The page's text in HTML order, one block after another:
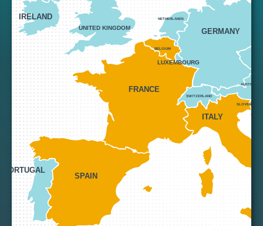
FRANCE
SWITZERLAND
ITALY
AUSTRIA
PORTUGAL
GERMANY
UNITED KINGDOM
IRELAND
BELGIUM
SPAIN
NETHERLANDS
SLOVENIA
LUXEMBOURG